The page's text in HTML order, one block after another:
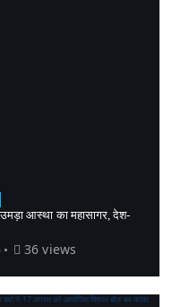
उमड़ा आस्था का महासागर, देश-
36 views